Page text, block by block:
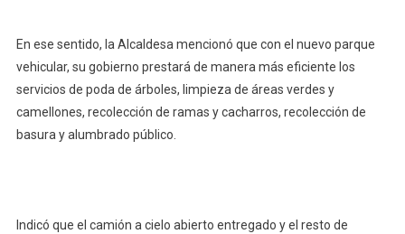
En ese sentido, la Alcaldesa mencionó que con el nuevo parque
vehicular, su gobierno prestará de manera más eficiente los
servicios de poda de árboles, limpieza de áreas verdes y
camellones, recolección de ramas y cacharros, recolección de
basura y alumbrado público.
Indicó que el camión a cielo abierto entregado y el resto de